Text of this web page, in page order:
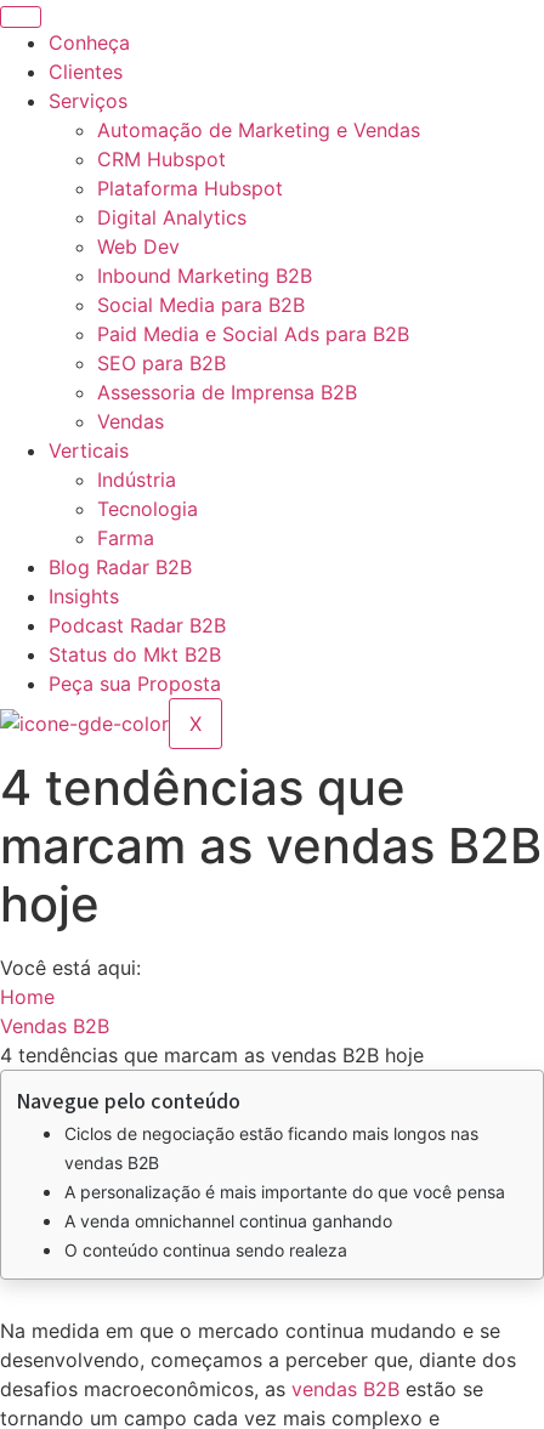
Conheça
Clientes
Serviços
Automação de Marketing e Vendas
CRM Hubspot
Plataforma Hubspot
Digital Analytics
Web Dev
Inbound Marketing B2B
Social Media para B2B
Paid Media e Social Ads para B2B
SEO para B2B
Assessoria de Imprensa B2B
Vendas
Verticais
Indústria
Tecnologia
Farma
Blog Radar B2B
Insights
Podcast Radar B2B
Status do Mkt B2B
Peça sua Proposta
X
4 tendências que
marcam as vendas B2B
hoje
Você está aqui:
Home
Vendas B2B
4 tendências que marcam as vendas B2B hoje
Navegue pelo conteúdo
Ciclos de negociação estão ficando mais longos nas
vendas B2B
A personalização é mais importante do que você pensa
A venda omnichannel continua ganhando
O conteúdo continua sendo realeza
Na medida em que o mercado continua mudando e se
desenvolvendo, começamos a perceber que, diante dos
desafios macroeconômicos, as vendas B2B estão se
tornando um campo cada vez mais complexo e